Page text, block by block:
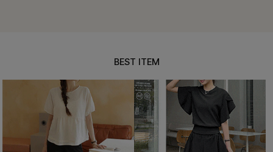
BEST ITEM